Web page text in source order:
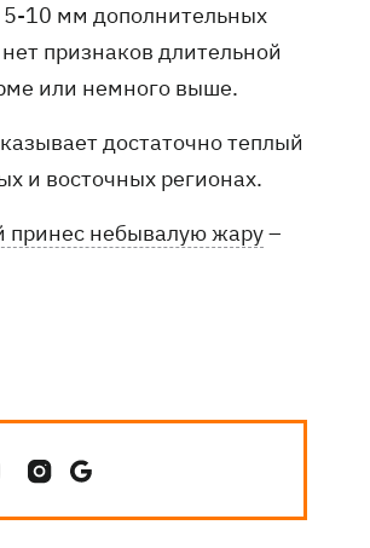
5-10 мм дополнительных
признаков длительной
или немного выше.
достаточно теплый
и восточных регионах.
принес небывалую жару–